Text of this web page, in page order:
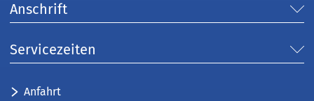
Anschrift
Servicezeiten
Anfahrt